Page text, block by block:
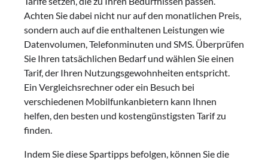
Achten Sie dabei nicht nur auf den monatlichen Preis,
sondern auch auf die enthaltenen Leistungen wie
Datenvolumen, Telefonminuten und SMS. Überprüfen
Sie Ihren tatsächlichen Bedarf und wählen Sie einen
Tarif, der Ihren Nutzungsgewohnheiten entspricht.
Ein Vergleichsrechner oder ein Besuch bei
verschiedenen Mobilfunkanbietern kann Ihnen
helfen, den besten und kostengünstigsten Tarif zu
finden.
Indem Sie diese Spartipps befolgen, können Sie die